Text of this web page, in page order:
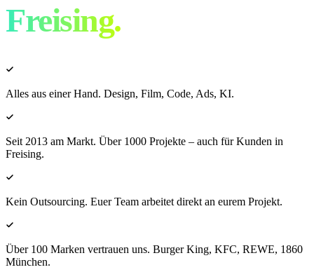
Freising.
Alles aus einer Hand. Design, Film, Code, Ads, KI.
Seit 2013 am Markt. Über 1000 Projekte – auch für Kunden in
Freising.
Kein Outsourcing. Euer Team arbeitet direkt an eurem Projekt.
Über 100 Marken vertrauen uns. Burger King, KFC, REWE, 1860
München.